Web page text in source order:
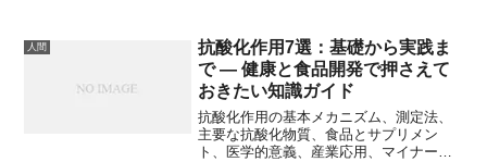
「基礎知識」から「分子レベルの構造と
機能」「代謝」「免疫」「睡眠と合成」
「実生活での摂り方・応用」まで、研究
視点と実践視点の両方を意識して解説し
ます。
人間
抗酸化作用7選：基礎から実践ま
で — 健康と食品開発で押さえて
おきたい知識ガイド
抗酸化作用の基本メカニズム、測定法、
主要な抗酸化物質、食品とサプリメン
ト、医学的意義、産業応用、マイナーな